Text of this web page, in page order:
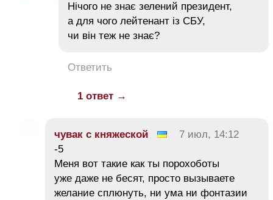
Нічого не знає зелений президент,
а для чого лейтенант із СБУ,
чи він теж не знає?
Ответить
1 ответ →
чувак с княжеской
7 июл, 14:12
-5
Меня вот такие как ты порохоботы
уже даже не бесят, просто вызываете
желание сплюнуть, ни ума ни фонтазии